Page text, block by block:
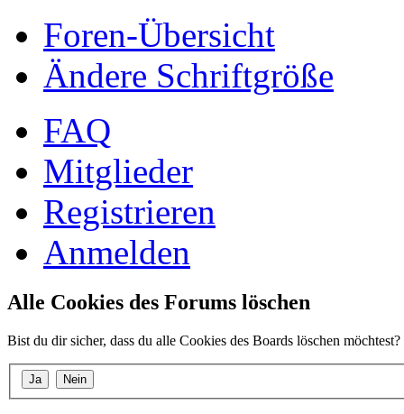
Foren-Übersicht
Ändere Schriftgröße
FAQ
Mitglieder
Registrieren
Anmelden
Alle Cookies des Forums löschen
Bist du dir sicher, dass du alle Cookies des Boards löschen möchtest?